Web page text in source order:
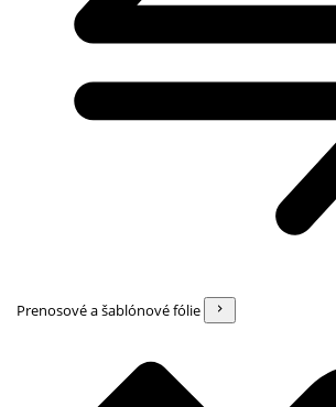
Prenosové a šablónové fólie